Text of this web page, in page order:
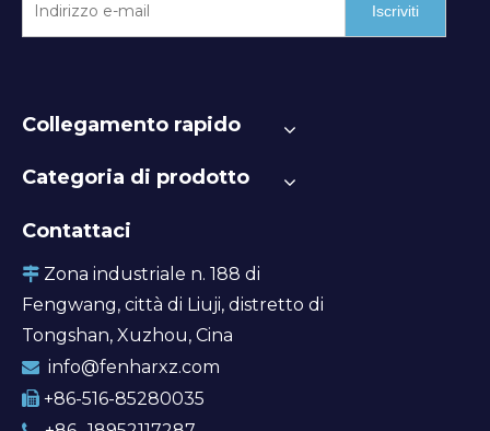
Iscriviti
Collegamento rapido
Categoria di prodotto
Contattaci
 Zona industriale n. 188 di
Fengwang, città di Liuji, distretto di
Tongshan, Xuzhou, Cina
 info@fenharxz.com
 +86-516-85280035